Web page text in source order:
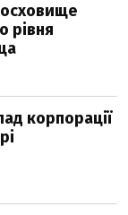
рівня
корпорації